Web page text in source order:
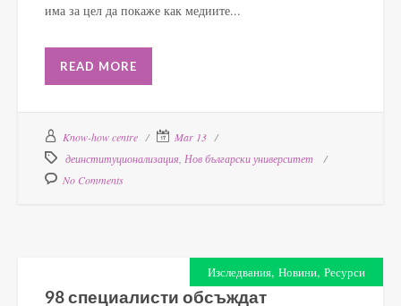
има за цел да покаже как медиите...
READ MORE
Know-how centre
Mar 13
деинституционализация Нов български университет
No Comments
Изследвания, Новини, Ресурси
98 специалисти обсъждат